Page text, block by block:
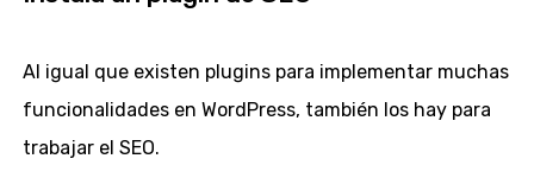
Al igual que existen plugins para implementar muchas
funcionalidades en WordPress, también los hay para
trabajar el SEO.